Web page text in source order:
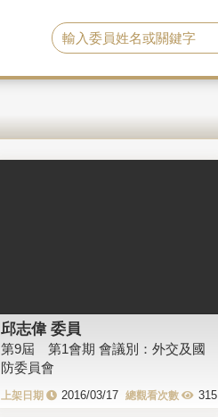
邱志偉 委員
第9屆 第1會期 會議別：外交及國
防委員會
2016/03/17 315